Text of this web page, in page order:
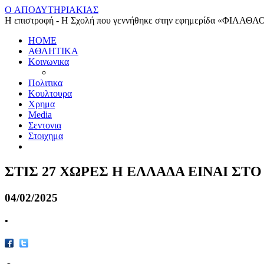
O ΑΠΟΔΥΤΗΡΙΑΚΙΑΣ
Η επιστροφή - Η Σχολή που γεννήθηκε στην εφημερίδα
HOME
ΑΘΛΗΤΙΚΑ
Κοινωνικα
Πολιτικα
Κουλτουρα
Χρημα
Media
Σεντονια
Στοιχημα
ΣΤΙΣ 27 ΧΩΡΕΣ Η ΕΛΛΑΔΑ ΕΙΝΑΙ
04/02/2025
•